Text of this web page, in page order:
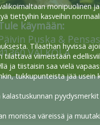
monipuolinen
tiettyihin kasveihin
Tilaathan hyvissä
viimeistään
ja tiistaisin saa vielä
tukkupunteista jää
kalastuskunnan
monissa väreissä ja
käymään:
Puska &
VALKOLA